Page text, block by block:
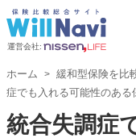
運営会社:
ホーム 緩和型保険を比
症でも入れる可能性のある
統合失調症